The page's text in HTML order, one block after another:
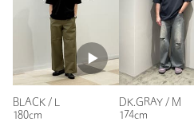
参考になった
ニックネーム： らぶ
BLACK / L
180cm
DK.GRAY / M
174cm